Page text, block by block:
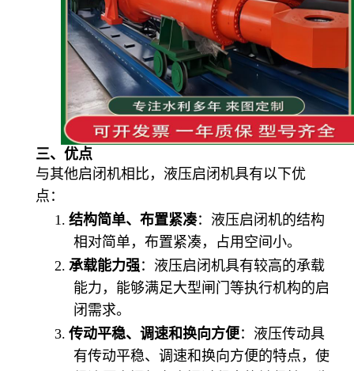
三、优点
与其他启闭机相比，液压启闭机具有以下优
点：
1. 结构简单、布置紧凑：液压启闭机的结构
相对简单，布置紧凑，占用空间小。
2. 承载能力强：液压启闭机具有较高的承载
能力，能够满足大型闸门等执行机构的启
闭需求。
3. 传动平稳、调速和换向方便：液压传动具
有传动平稳、调速和换向方便的特点，使